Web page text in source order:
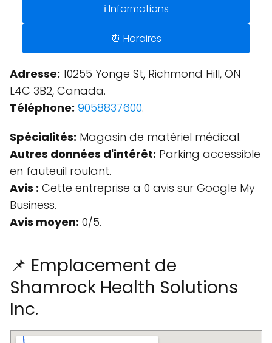
ℹ️ Informations
⏰ Horaires
Adresse: 10255 Yonge St, Richmond Hill, ON
L4C 3B2, Canada.
Téléphone: 9058837600.
Spécialités: Magasin de matériel médical.
Autres données d'intérêt: Parking accessible
en fauteuil roulant.
Avis : Cette entreprise a 0 avis sur Google My
Business.
Avis moyen: 0/5.
📌 Emplacement de
Shamrock Health Solutions
Inc.